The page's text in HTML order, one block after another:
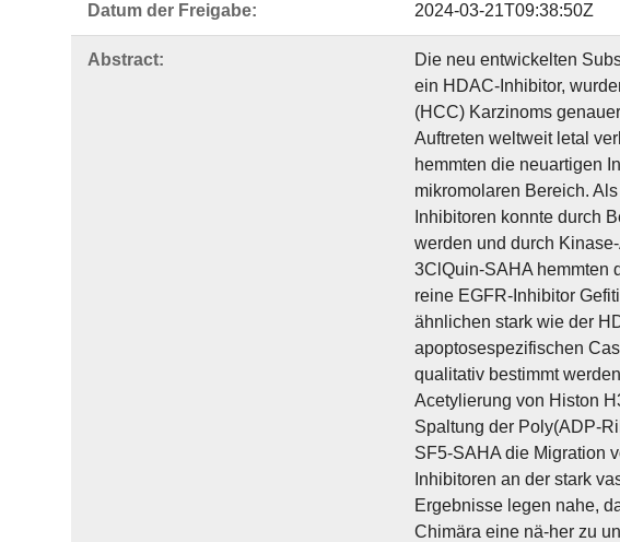
Datum der Freigabe: 2024-03-21T09:38:50Z
Abstract:
Die neu entwickelten
ein HDAC-Inhibitor,
(HCC) Karzinoms
Auftreten weltweit letal
hemmten die neuartigen
mikromolaren Bereich.
Inhibitoren konnte durch
werden und durch
3ClQuin-SAHA hemmten
reine EGFR-Inhibitor
ähnlichen stark wie der
apoptosespezifischen
qualitativ bestimmt
Acetylierung von Histon
Spaltung der Poly(ADP-
SF5-SAHA die Migration
Inhibitoren an der stark
Ergebnisse legen nahe,
Chimära eine nä-her zu